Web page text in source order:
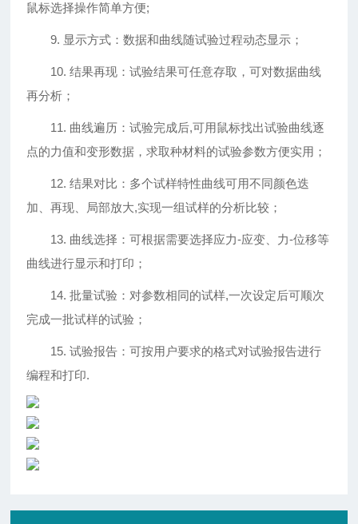
鼠标选择操作简单方便;
9. 显示方式：数据和曲线随试验过程动态显示；
10. 结果再现：试验结果可任意存取，可对数据曲线
再分析；
11. 曲线遍历：试验完成后,可用鼠标找出试验曲线逐
点的力值和变形数据，求取种材料的试验参数方便实用；
12. 结果对比：多个试样特性曲线可用不同颜色迭
加、再现、局部放大,实现一组试样的分析比较；
13. 曲线选择：可根据需要选择应力-应变、力-位移等
曲线进行显示和打印；
14. 批量试验：对参数相同的试样,一次设定后可顺次
完成一批试样的试验；
15. 试验报告：可按用户要求的格式对试验报告进行
编程和打印.